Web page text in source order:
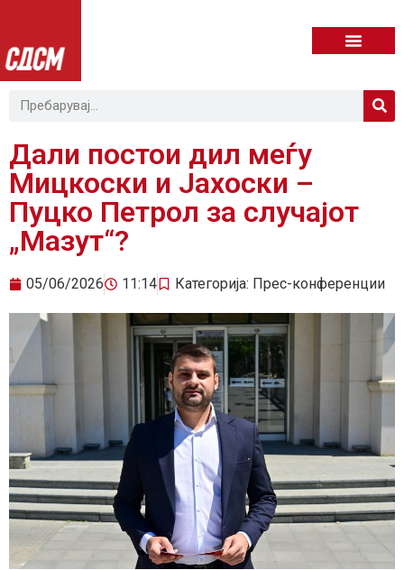
Дали постои дил меѓу
Мицкоски и Јахоски –
Пуцко Петрол за случајот
„Мазут“?
05/06/2026 11:14 Категорија: Прес-конференции